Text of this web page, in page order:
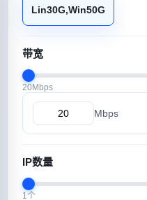
Lin30G,Win50G
带宽
20Mbps
Mbps
IP数量
1个